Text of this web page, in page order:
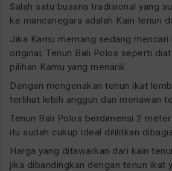
Salah satu busana tradisional yang
ke mancanegara adalah Kain tenun
Jika Kamu memang sedang mencari
original, Tenun Bali Polos seperti
pilihan Kamu yang menarik.
Dengan mengenakan tenun ikat
terlihat lebih anggun dan menawan
Tenun Bali Polos berdimensi 2
itu sudah cukup ideal dililitkan
Harga yang ditawarkan dari kain
jika dibandingkan dengan tenun ikat